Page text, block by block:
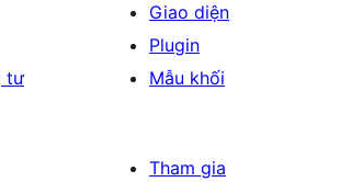
tư
Giao diện
Plugin
Mẫu khối
Tham gia